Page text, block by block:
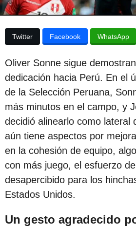
b
l
i
a
c
i
ó
n
2
a
ñ
o
s
d
Twitter Facebook WhatsApp
Oliver Sonne sigue
dedicación hacia Perú. En el
de la Selección Peruana,
más minutos en el campo, y
decidió alinearlo como lateral
aún tiene aspectos por
en la cohesión de equipo,
con más juego, el esfuerzo
desapercibido para los
Estados Unidos.
Un gesto agradecido